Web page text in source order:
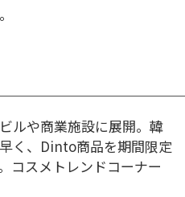
ルや商業施設に展開。韓
く、Dinto商品を期間限定
コスメトレンドコーナー